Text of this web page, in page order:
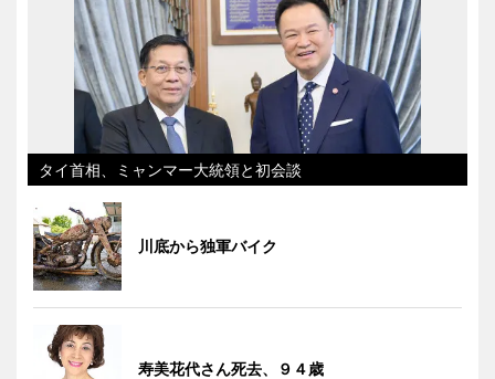
タイ首相、ミャンマー大統領と初会談
川底から独軍バイク
寿美花代さん死去、９４歳